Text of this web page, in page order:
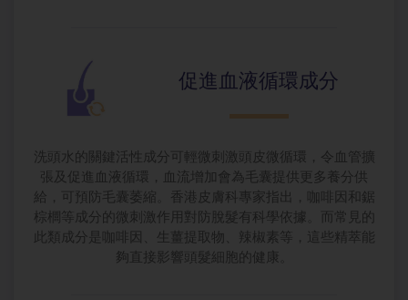
促進血液循環成分
洗頭水的關鍵活性成分可輕微刺激頭皮微循環，令血管擴
張及促進血液循環，血流增加會為毛囊提供更多養分供
給，可預防毛囊萎縮。香港皮膚科專家指出，咖啡因和鋸
棕櫚等成分的微刺激作用對防脫髮有科學依據。而常見的
此類成分是咖啡因、生薑提取物、辣椒素等，這些精萃能
夠直接影響頭髮細胞的健康。